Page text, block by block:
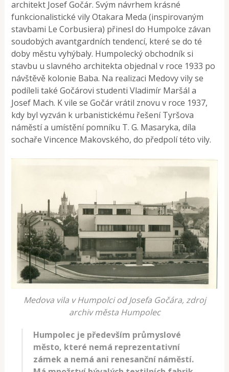
architekt Josef Gočár. Svým návrhem krásné
funkcionalistické vily Otakara Meda (inspirovaným
stavbami Le Corbusiera) přinesl do Humpolce závan
soudobých avantgardních tendencí, které se do té
doby městu vyhýbaly. Humpolecký obchodník si
stavbu u slavného architekta objednal v roce 1933 po
návštěvě kolonie Baba. Na realizaci Medovy vily se
podíleli také Gočárovi studenti Vladimír Maršál a
Josef Mach. K vile se Gočár vrátil znovu v roce 1937,
kdy byl vyzván k urbanistickému řešení Tyršova
náměstí a umístění pomníku T. G. Masaryka, díla
sochaře Vincence Makovského, do předpolí této vily.
Medova vila v Humpolci od Josefa Gočára, zdroj
archiv města Humpolec
Humpolec je především průmyslové
město, které nemá reprezentativní
zámek a nemá ani renesanční náměstí.